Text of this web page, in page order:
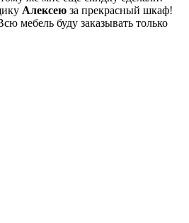
Алексею за прекрасный шкаф!
мебель буду заказывать только